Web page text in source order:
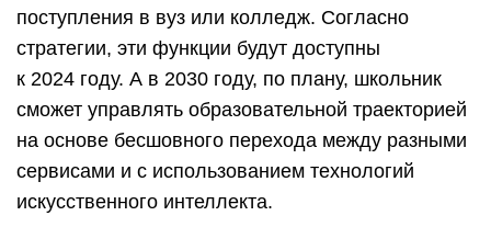
поступления в вуз или колледж. Согласно
стратегии, эти функции будут доступны
к 2024 году. А в 2030 году, по плану, школьник
сможет управлять образовательной траекторией
на основе бесшовного перехода между разными
сервисами и с использованием технологий
искусственного интеллекта.